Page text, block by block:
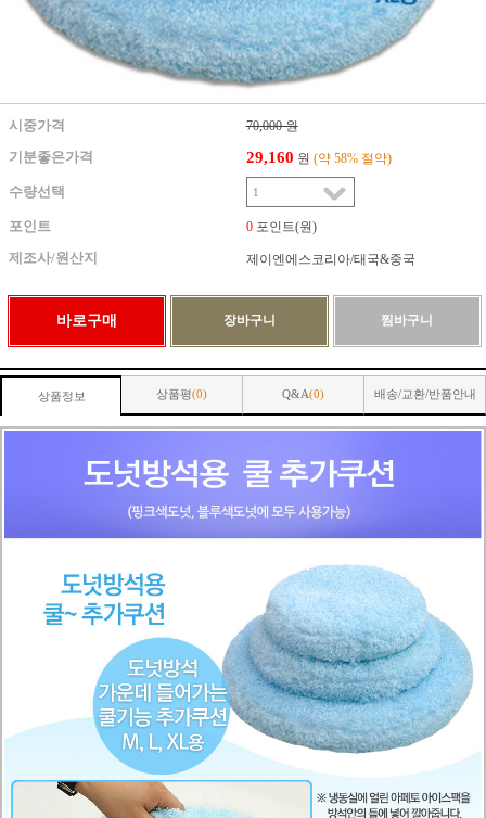
시중가격 70,000 원
기분좋은가격 29,160 원 (약 58% 절약)
수량선택
포인트 0포인트(원)
제조사/원산지 제이엔에스코리아/태국&중국
상품정보 상품평(0) Q&A(0) 배송/교환/반품안내